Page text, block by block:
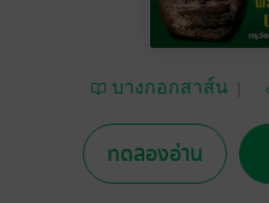
บางกอกสาส์น
ทดลองอ่าน